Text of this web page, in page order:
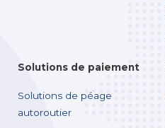
Solutions de paiement
Solutions de péage
autoroutier